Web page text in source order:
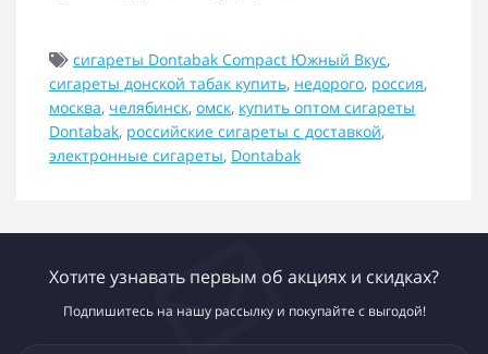
сигареты Dontabak Compact Южный Вкус,
сигареты донской табак купить, недорого, россия,
москва, челябинск, омск, купить оптом сигареты
Dontabak, российские сигареты с доставкой,
электронные сигареты, Dontabak
Хотите узнавать первым об акциях и скидках?
Подпишитесь на нашу рассылку и покупайте с выгодой!